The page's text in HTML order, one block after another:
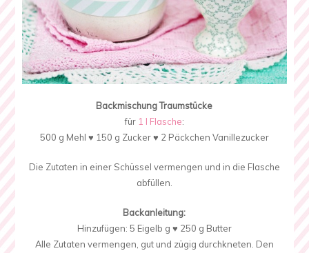
Backmischung Traumstücke
für 1 l Flasche:
500 g Mehl ♥ 150 g Zucker ♥ 2 Päckchen Vanillezucker
Die Zutaten in einer Schüssel vermengen und in die Flasche
abfüllen.
Backanleitung:
Hinzufügen: 5 Eigelb g ♥ 250 g Butter
Alle Zutaten vermengen, gut und zügig durchkneten. Den